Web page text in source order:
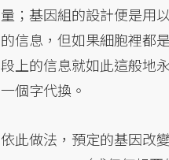
量；基因組的設計便是用
的信息，但如果細胞裡都
段上的信息就如此這般地
一個字代換。
依此做法，預定的基因改